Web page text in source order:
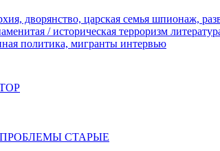
дворянство, царская семья шпионаж,
/ историческая терроризм
политика, мигранты интервью
СТАРЫЕ